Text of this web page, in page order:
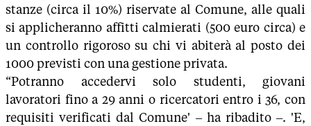
stanze (circa il 10%) riservate al Comune, alle quali
si applicheranno affitti calmierati (500 euro circa) e
un controllo rigoroso su chi vi abiterà al posto dei
1000 previsti con una gestione privata.
“Potranno accedervi solo studenti, giovani
lavoratori fino a 29 anni o ricercatori entro i 36, con
requisiti verificati dal Comune' – ha ribadito –. 'E,